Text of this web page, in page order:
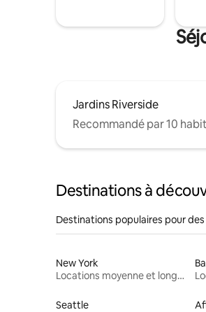
Jardins Riverside
Recommandé par 10
Destinations à
Destinations populaires pour
New York
Locations moyenne et longue durée
Seattle